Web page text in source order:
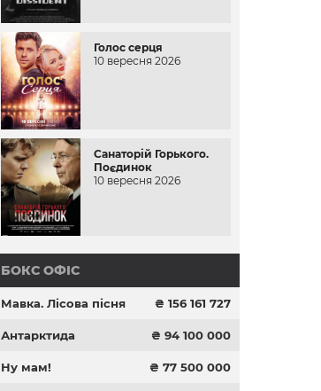
Голос серця
10 вересня 2026
Санаторій Горького.
Поєдинок
10 вересня 2026
БОКС ОФІС
Мавка. Лісова пісня ₴ 156 161 727
Антарктида ₴ 94 100 000
Ну мам! ₴ 77 500 000